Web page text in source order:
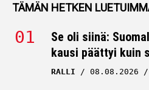
kausi päättyi kuin
RALLI 08.08.2026